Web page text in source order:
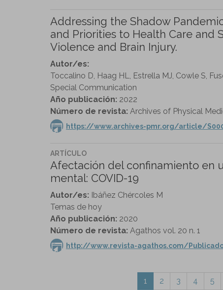
Addressing the Shadow
and Priorities to Health Care and
Violence and Brain Injury.
Autor/es:
Toccalino D, Haag HL, Estrella MJ, Cowle S,
Special Communication
Año publicación: 2022
Número de revista: Archives of Physical
https://www.archives-pmr.org/article/
ARTÍCULO
Afectación del confinamiento en
mental: COVID-19
Autor/es: Ibáñez Chércoles M
Temas de hoy
Año publicación: 2020
Número de revista: Agathos vol. 20 n. 1
http://www.revista-agathos.com/
1 2 3 4 5